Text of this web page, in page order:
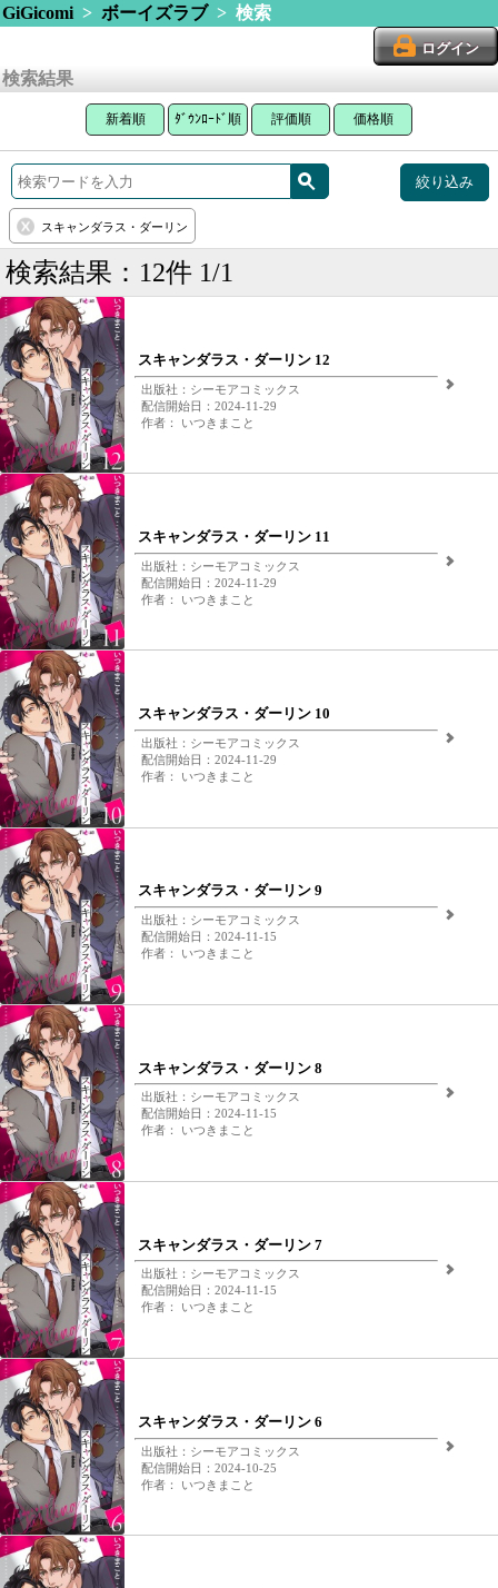
GiGicomi> ボーイズラブ> 検索
ログイン
検索結果
新着順 ﾀﾞｳﾝﾛｰﾄﾞ順 評価順 価格順
絞り込み
スキャンダラス・ダーリン
検索結果：12件 1/1
スキャンダラス・ダーリン 12
出版社：シーモアコミックス
配信開始日：2024-11-29
作者： いつきまこと
スキャンダラス・ダーリン 11
出版社：シーモアコミックス
配信開始日：2024-11-29
作者： いつきまこと
スキャンダラス・ダーリン 10
出版社：シーモアコミックス
配信開始日：2024-11-29
作者： いつきまこと
スキャンダラス・ダーリン 9
出版社：シーモアコミックス
配信開始日：2024-11-15
作者： いつきまこと
スキャンダラス・ダーリン 8
出版社：シーモアコミックス
配信開始日：2024-11-15
作者： いつきまこと
スキャンダラス・ダーリン 7
出版社：シーモアコミックス
配信開始日：2024-11-15
作者： いつきまこと
スキャンダラス・ダーリン 6
出版社：シーモアコミックス
配信開始日：2024-10-25
作者： いつきまこと